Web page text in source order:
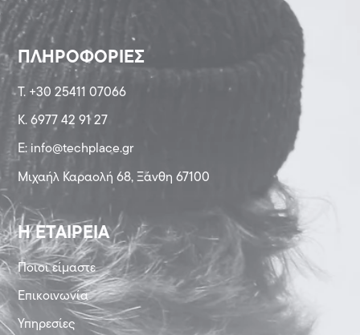
ΠΛΗΡΟΦΟΡIΕΣ
T. +30 25411 07066
K. 6977 42 91 27
Ε: info@techplace.gr
Μιχαήλ Καραολή 68, Ξάνθη 67100
Η ΕΤΑΙΡΕIΑ
Ποιοι είμαστε
Επικοινωνία
Υπηρεσίες